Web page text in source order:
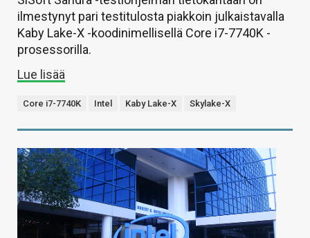
ilmestynyt pari testitulosta piakkoin julkaistavalla
Kaby Lake-X -koodinimellisellä Core i7-7740K -
prosessorilla.
Lue lisää
Core i7-7740K Intel Kaby Lake-X Skylake-X